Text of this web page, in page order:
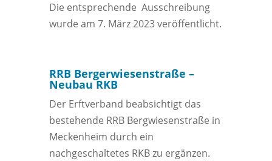
Die entsprechende Ausschreibung
wurde am 7. März 2023 veröffentlicht.
RRB Bergerwiesenstraße –
Neubau RKB
Der Erftverband beabsichtigt das
bestehende RRB Bergwiesenstraße in
Meckenheim durch ein
nachgeschaltetes RKB zu ergänzen.